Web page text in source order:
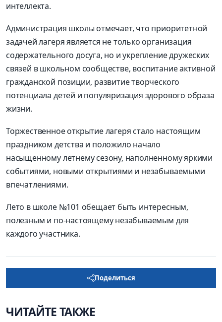
интеллекта.
Администрация школы отмечает, что приоритетной
задачей лагеря является не только организация
содержательного досуга, но и укрепление дружеских
связей в школьном сообществе, воспитание активной
гражданской позиции, развитие творческого
потенциала детей и популяризация здорового образа
жизни.
Торжественное открытие лагеря стало настоящим
праздником детства и положило начало
насыщенному летнему сезону, наполненному яркими
событиями, новыми открытиями и незабываемыми
впечатлениями.
Лето в школе №101 обещает быть интересным,
полезным и по-настоящему незабываемым для
каждого участника.
Поделиться
ЧИТАЙТЕ ТАКЖЕ